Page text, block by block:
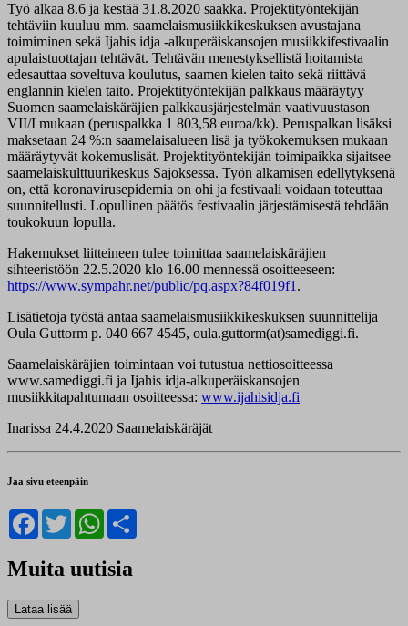
Työ alkaa 8.6 ja kestää 31.8.2020 saakka. Projektityöntekijän
tehtäviin kuuluu mm. saamelaismusiikkikeskuksen avustajana
toimiminen sekä Ijahis idja -alkuperäiskansojen musiikkifestivaalin
apulaistuottajan tehtävät. Tehtävän menestyksellistä hoitamista
edesauttaa soveltuva koulutus, saamen kielen taito sekä riittävä
englannin kielen taito. Projektityöntekijän palkkaus määräytyy
Suomen saamelaiskäräjien palkkausjärjestelmän vaativuustason
VII/I mukaan (peruspalkka 1 803,58 euroa/kk). Peruspalkan lisäksi
maksetaan 24 %:n saamelaisalueen lisä ja työkokemuksen mukaan
määräytyvät kokemuslisät. Projektityöntekijän toimipaikka sijaitsee
saamelaiskulttuurikeskus Sajoksessa. Työn alkamisen edellytyksenä
on, että koronavirusepidemia on ohi ja festivaali voidaan toteuttaa
suunnitellusti. Lopullinen päätös festivaalin järjestämisestä tehdään
toukokuun lopulla.
Hakemukset liitteineen tulee toimittaa saamelaiskäräjien
sihteeristöön 22.5.2020 klo 16.00 mennessä osoitteeseen:
https://www.sympahr.net/public/pq.aspx?84f019f1 .
Lisätietoja työstä antaa saamelaismusiikkikeskuksen suunnittelija
Oula Guttorm p. 040 667 4545, oula.guttorm(at)samediggi.fi.
Saamelaiskäräjien toimintaan voi tutustua nettiosoitteessa
www.samediggi.fi ja Ijahis idja-alkuperäiskansojen
musiikkitapahtumaan osoitteessa: www.ijahisidja.fi
Inarissa 24.4.2020 Saamelaiskäräjät
Jaa sivu eteenpäin
Facebook
TwitterWhatsApp
Muita uutisia